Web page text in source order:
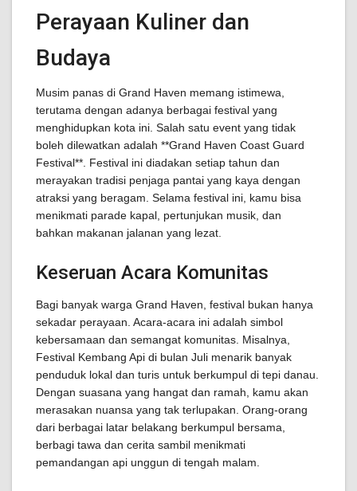
Perayaan Kuliner dan
Budaya
Musim panas di Grand Haven memang istimewa,
terutama dengan adanya berbagai festival yang
menghidupkan kota ini. Salah satu event yang tidak
boleh dilewatkan adalah **Grand Haven Coast Guard
Festival**. Festival ini diadakan setiap tahun dan
merayakan tradisi penjaga pantai yang kaya dengan
atraksi yang beragam. Selama festival ini, kamu bisa
menikmati parade kapal, pertunjukan musik, dan
bahkan makanan jalanan yang lezat.
Keseruan Acara Komunitas
Bagi banyak warga Grand Haven, festival bukan hanya
sekadar perayaan. Acara-acara ini adalah simbol
kebersamaan dan semangat komunitas. Misalnya,
Festival Kembang Api di bulan Juli menarik banyak
penduduk lokal dan turis untuk berkumpul di tepi danau.
Dengan suasana yang hangat dan ramah, kamu akan
merasakan nuansa yang tak terlupakan. Orang-orang
dari berbagai latar belakang berkumpul bersama,
berbagi tawa dan cerita sambil menikmati
pemandangan api unggun di tengah malam.